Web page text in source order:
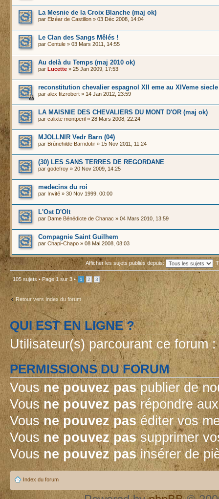
La Mesnie de la Croix Blanche (maj ok)
par Elzéar de Castillon » 03 Déc 2008, 14:04
Le Clan des Sangs Mêlés !
par Centule » 03 Mars 2011, 14:55
Au delà du Temps (maj 2010 ok)
par Lucette » 25 Jan 2009, 17:53
reconstitution chevalier espagnol XII eme au XIVeme siecle
par alex fitzrobert » 14 Jan 2012, 23:59
LA MAISNIE DES CHEVALIERS DU MONT D'OR (maj ok)
par calixte montperil » 28 Mars 2008, 22:24
MJOLLNIR Vedr Barn (04)
par Brùnehilde Barndötir » 15 Nov 2011, 11:24
(30) LES SANS TERRES DE REGORDANE
par godefroy » 20 Nov 2009, 14:25
medecins du roi
par Invité » 30 Nov 1999, 00:00
L'Ost D'Olt
par Dame Bénédicte de Chanac » 04 Mars 2010, 13:59
Compagnie Saint Guilhem
par Chapi-Chapo » 08 Mai 2008, 08:03
Afficher les sujets publiés depuis:
105 sujets •Page 1 sur3 • 1 2 3
Retour vers Index du forum
QUI EST EN LIGNE ?
Utilisateur(s) parcourant ce forum
PERMISSIONS DU FORUM
Vousne pouvez paspublier de
Vousne pouvez pasrépondre
Vousne pouvez paséditer vos
Vousne pouvez passupprimer
Vous ne pouvez pasinsérer de
Index du forum